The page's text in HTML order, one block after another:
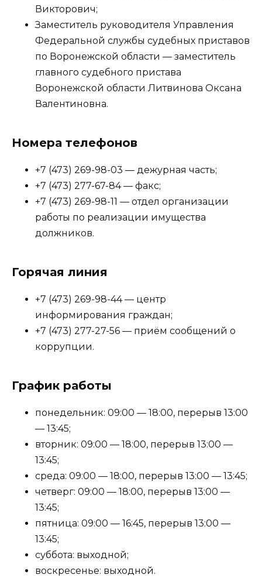
Викторович;
Заместитель руководителя Управления
Федеральной службы судебных приставов
по Воронежской области — заместитель
главного судебного пристава
Воронежской области Литвинова Оксана
Валентиновна.
Номера телефонов
+7 (473) 269-98-03 — дежурная часть;
+7 (473) 277-67-84 — факс;
+7 (473) 269-98-11 — отдел организации
работы по реализации имущества
должников.
Горячая линия
+7 (473) 269-98-44 — центр
информирования граждан;
+7 (473) 277-27-56 — приём сообщений о
коррупции.
График работы
понедельник: 09:00 — 18:00, перерыв 13:00
— 13:45;
вторник: 09:00 — 18:00, перерыв 13:00 —
13:45;
среда: 09:00 — 18:00, перерыв 13:00 — 13:45;
четверг: 09:00 — 18:00, перерыв 13:00 —
13:45;
пятница: 09:00 — 16:45, перерыв 13:00 —
13:45;
суббота: выходной;
воскресенье: выходной.